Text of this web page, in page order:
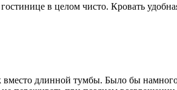
в целом чисто. Кровать
длинной тумбы. Было бы